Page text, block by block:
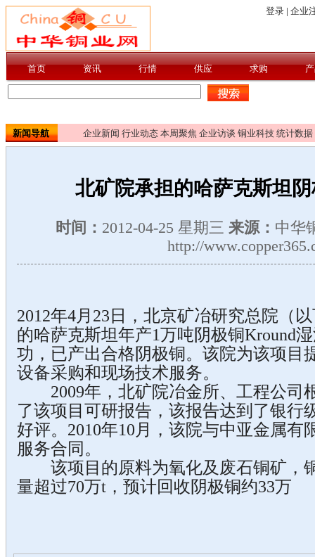
新闻导航 企业新闻 行业动态 本周聚焦 企业访谈 铜业科技 统计数据
北矿院承担的哈萨克斯坦
时间： 2012-04-25 星期三 来源： 中华
http://
2012年4月23日，北京矿冶研究总院（
的哈萨克斯坦年产1万吨阴极铜Kround
功，已产出合格阴极铜。该院为该项目
设备采购和现场技术服务。
2009年，北矿院冶金所、工程公司
了该项目可研报告，该报告达到了银行
好评。2010年10月，该院与中亚金属有
服务合同。
该项目的原料为氧化及废石铜矿，
量超过70万t，预计回收阴极铜约33万